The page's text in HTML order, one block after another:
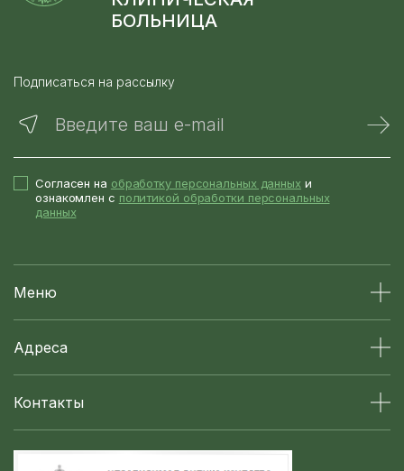
БОЛЬНИЦА
Подписаться на рассылку
Введите ваш e-mail
Согласен на обработку персональных данных и
ознакомлен с политикой обработки персональных
данных
Меню
Адреса
Контакты